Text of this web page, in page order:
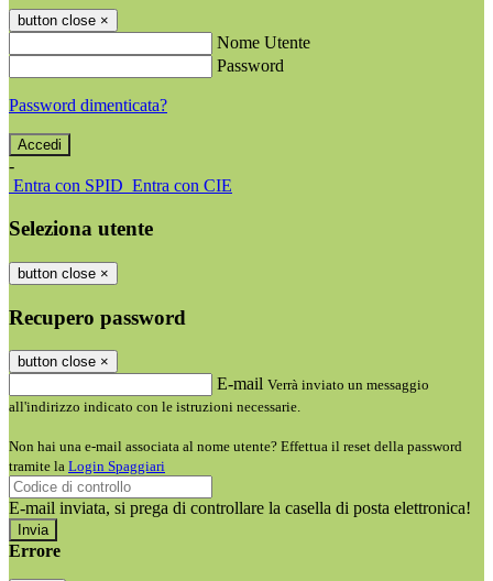
button close ×
Nome Utente
Password
Password dimenticata?
-
Entra con SPID Entra con CIE
Seleziona utente
button close ×
Recupero password
button close ×
E-mail Verrà inviato un messaggio
all'indirizzo indicato con le istruzioni necessarie.
Non hai una e-mail associata al nome utente? Effettua il reset della password
tramite la Login Spaggiari
E-mail inviata, si prega di controllare la casella di posta elettronica!
Errore